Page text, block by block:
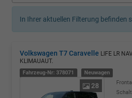
In Ihrer aktuellen Filterung befinden
Volkswagen T7 Caravelle LIFE LR
KLIMAUAUT.
Fahrzeug-Nr: 378071 Neuwagen
28